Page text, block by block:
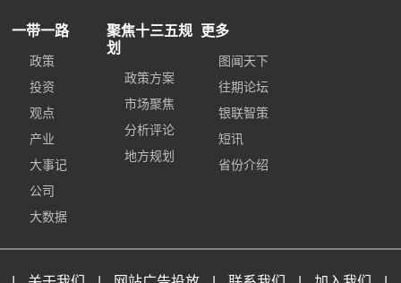
一带一路
政策
投资
观点
产业
大事记
公司
大数据
聚焦十三五规
划
政策方案
市场聚焦
分析评论
地方规划
更多
图闻天下
往期论坛
银联智策
短讯
省份介绍